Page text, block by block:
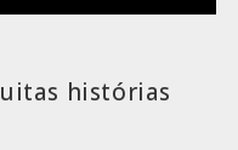
histórias